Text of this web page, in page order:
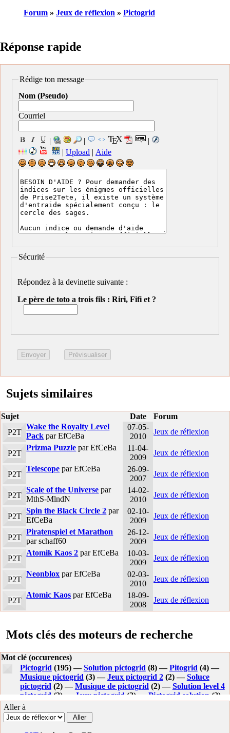
Forum » Jeux de réflexion » Pictogrid
Réponse rapide
Rédige ton message
Nom (Pseudo)
Courriel
| |
|
| Upload | Aide
Sécurité
Répondez à la devinette suivante :
Le père de toto a trois fils : Riri, Fifi et ?
Sujets similaires
Sujet Date
Forum
P2T
Wake the Royalty Level
Pack par EfCeBa
07-05-
2010
Jeux de réflexion
P2T
Prizma Puzzle par EfCeBa
11-04-
2009
Jeux de réflexion
P2T
Telescope par EfCeBa
26-09-
2007
Jeux de réflexion
P2T
Scale of the Universe par
MthS-MlndN
14-02-
2010
Jeux de réflexion
P2T
Spin the Black Circle 2 par
EfCeBa
02-10-
2009
Jeux de réflexion
P2T
Piratenspiel et Marathon
par schaff60
26-12-
2009
Jeux de réflexion
P2T
Atomik Kaos 2 par EfCeBa
10-03-
2009
Jeux de réflexion
P2T
Neonblox par EfCeBa
02-03-
2010
Jeux de réflexion
P2T
Atomic Kaos par EfCeBa
18-09-
2008
Jeux de réflexion
Mots clés des moteurs de recherche
Mot clé (occurences)
Pictogrid (195) —Solution pictogrid (8) —Pitogrid (4) —
Musique pictogrid (3) —Jeux pictogrid 2(2) —Soluce
pictogrid (2) —Musique de pictogrid (2) —Solution level 4
pictogrid (2) — Jeux pictogrid (2) — Pictogrid solution (2)
—
(1) —Pictogrid soluce level
level 13 de pictogrid(1) —
Aller à